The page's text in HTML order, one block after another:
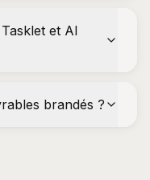
et AI
brandés ?